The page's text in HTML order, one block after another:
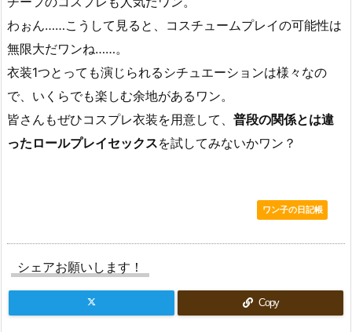
わぉん……こうして見ると、コスチュームプレイの可能性は
無限大だワンね……。
衣装1つとっても演じられるシチュエーションは様々なの
で、いくらでも楽しむ余地があるワン。
皆さんもぜひコスプレ衣装を用意して、 普段の関係とは違
ったロールプレイセックスを試してみないかワン？
ワン子の日記帳
シェアお願いします！
Copy